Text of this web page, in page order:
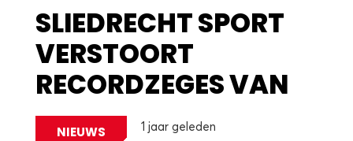
SLIEDRECHT SPORT
VERSTOORT
RECORDZEGES VAN
FRISO SNEEK (3-2)
NIEUWS 1 jaar geleden